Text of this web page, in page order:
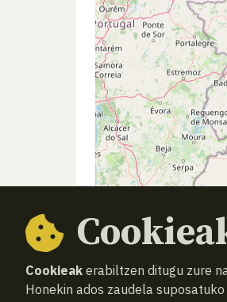
Cookieak erabiltzen ditugu zure
Honekin ados zaudela